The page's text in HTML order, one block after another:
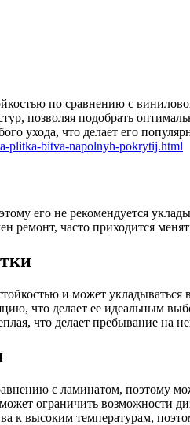
по сравнению с
позволяя подобрать
ухода, что делает его
plitka-bitva-napolnyh-pokrytij.html
его не рекомендуется
ремонт, часто приходится
и может
что делает ее идеальным
что делает пребывание на
с ламинатом, поэтому
ограничить возможности
высоким температурам,